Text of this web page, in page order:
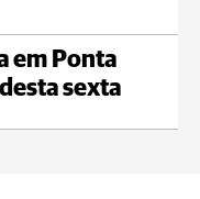
em Ponta
sexta